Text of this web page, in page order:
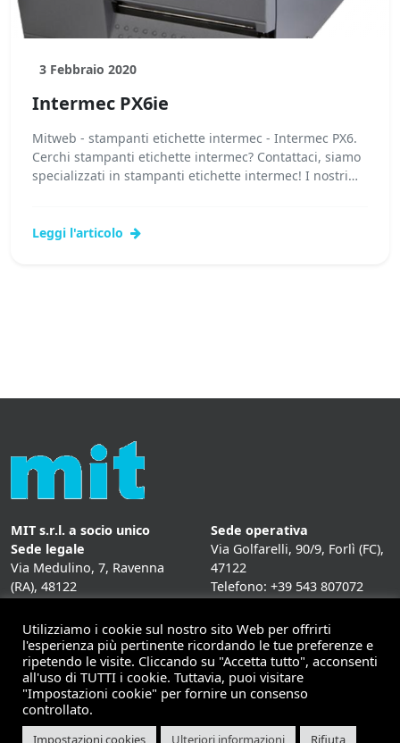
3 Febbraio 2020
Intermec PX6ie
Mitweb - stampanti etichette intermec - Intermec PX6.
Cerchi stampanti etichette intermec? Contattaci, siamo
specializzati in stampanti etichette intermec! I nostri
Leggi l'articolo
MIT s.r.l. a socio unico
Sede legale
Via Medulino, 7, Ravenna
(RA), 48122
Sede operativa
Via Golfarelli, 90/9, Forlì (FC),
47122
Telefono: +39 543 807072
Mail: info@mitweb.it
INFORMATIVE
Privacy Policy
Cookie Policy
Utilizziamo i cookie sul nostro sito Web per offrirti
l'esperienza più pertinente ricordando le tue preferenze e
ripetendo le visite. Cliccando su "Accetta tutto", acconsenti
all'uso di TUTTI i cookie. Tuttavia, puoi visitare
"Impostazioni cookie" per fornire un consenso
controllato.
Impostazioni cookies Ulteriori informazioni Rifiuta